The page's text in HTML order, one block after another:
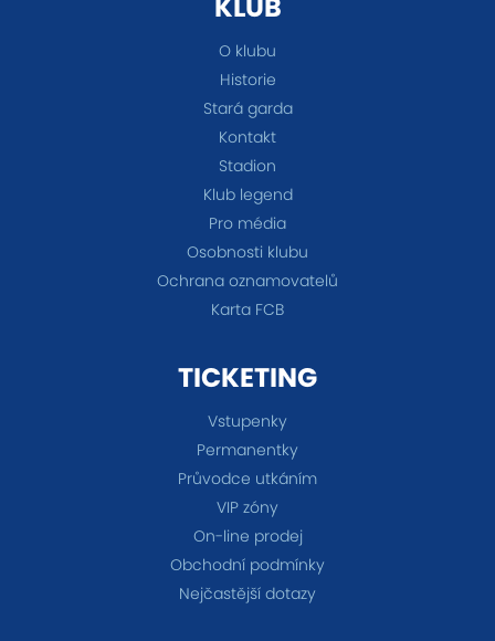
O klubu
Historie
Stará garda
Kontakt
Stadion
Klub legend
Pro média
Osobnosti klubu
Ochrana oznamovatelů
Karta FCB
TICKETING
Vstupenky
Permanentky
Průvodce utkáním
VIP zóny
On-line prodej
Obchodní podmínky
Nejčastější dotazy